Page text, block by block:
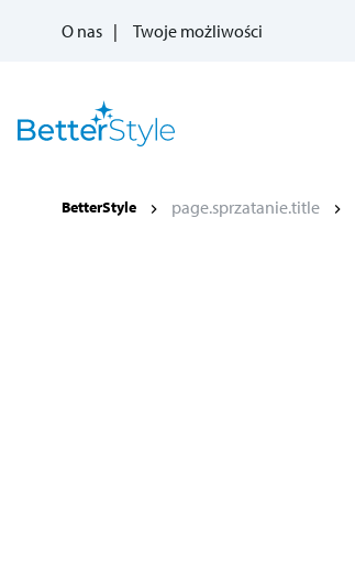
O nas Twoje możliwości
BetterStyle page.sprzatanie.title